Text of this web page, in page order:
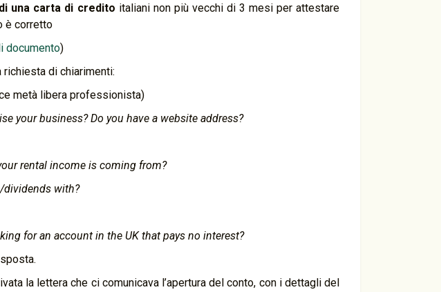
una carta di credito italiani non più vecchi di 3 mesi per attestare
è corretto
documento)
richiesta di chiarimenti:
metà libera professionista)
your business? Do you have a website address?
rental income is coming from?
dividends with?
for an account in the UK that pays no interest?
la lettera che ci comunicava l’apertura del conto, con i dettagli del